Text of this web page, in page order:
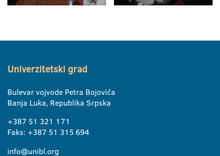
Univerzitetski grad
Bulevar vojvode Petra Bojovića
Banja Luka, Republika Srpska
+387 51 321 171
Faks: +387 51 315 694
info@unibl.org